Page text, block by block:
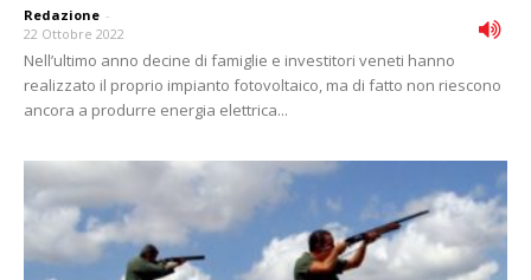
Redazione -
22 Ottobre 2022
Nell’ultimo anno decine di famiglie e investitori veneti hanno
realizzato il proprio impianto fotovoltaico, ma di fatto non riescono
ancora a produrre energia elettrica...